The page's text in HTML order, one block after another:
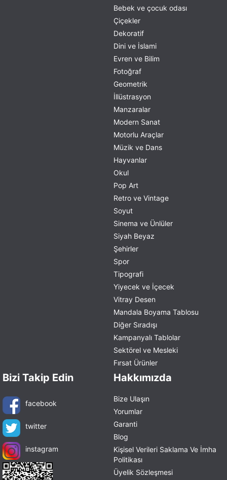
Bebek ve çocuk odası
Çiçekler
Dekoratif
Dini ve İslami
Evren ve Bilim
Fotoğraf
Geometrik
İllüstrasyon
Manzaralar
Modern Sanat
Motorlu Araçlar
Müzik ve Dans
Hayvanlar
Okul
Pop Art
Retro ve Vintage
Soyut
Sinema ve Ünlüler
Siyah Beyaz
Şehirler
Spor
Tipografi
Yiyecek ve İçecek
Vitray Desen
Mandala Boyama Tablosu
Diğer Sıradışı
Kampanyalı Tablolar
Sektörel ve Mesleki
Fırsat Ürünler
Bizi Takip Edin
facebook
twitter
instagram
Hakkımızda
Bize Ulaşın
Yorumlar
Garanti
Blog
Kişisel Verileri Saklama Ve İmha
Politikası
Üyelik Sözleşmesi